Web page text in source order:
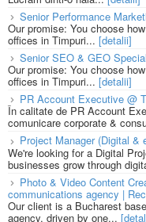
Senior Performance
Our promise: You choose
offices in Timpuri... [detalii]
Senior SEO & GEO
Our promise: You choose
offices in Timpuri... [detalii]
PR Account Executive @
În calitate de PR Account
comunicare corporate &
Project Manager (Digital &
We're looking for a Digital
businesses grow through
Photo & Video Content
communications agency |
Our client is a Bucharest
agency, driven by one...